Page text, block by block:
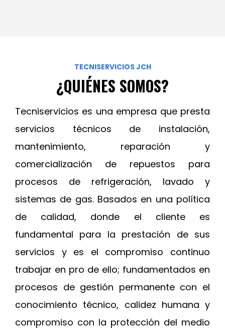
TECNISERVICIOS JCH
¿QUIÉNES SOMOS?
Tecniservicios es una empresa que presta
servicios técnicos de instalación,
mantenimiento, reparación y
comercialización de repuestos para
procesos de refrigeración, lavado y
sistemas de gas. Basados en una política
de calidad, donde el cliente es
fundamental para la prestación de sus
servicios y es el compromiso continuo
trabajar en pro de ello; fundamentados en
procesos de gestión permanente con el
conocimiento técnico, calidez humana y
compromiso con la protección del medio